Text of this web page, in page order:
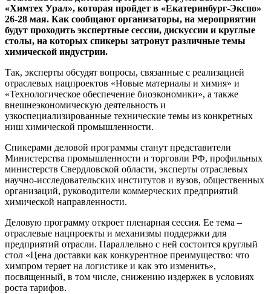
«Химтех Урал», которая пройдет в «Екатеринбург-Экспо»
26-28 мая. Как сообщают организаторы, на мероприятии
будут проходить экспертные сессии, дискуссии и круглые
столы, на которых спикеры затронут различные темы
химической индустрии.
Так, эксперты обсудят вопросы, связанные с реализацией
отраслевых нацпроектов «Новые материалы и химия» и
«Технологическое обеспечение биоэкономики», а также
внешнеэкономическую деятельность и
узкоспециализированные технические темы из конкретных
ниш химической промышленности.
Спикерами деловой программы станут представители
Министерства промышленности и торговли РФ, профильных
министерств Свердловской области, эксперты отраслевых
научно-исследовательских институтов и вузов, общественных
организаций, руководители коммерческих предприятий
химической направленности.
Деловую программу откроет пленарная сессия. Ее тема –
отраслевые нацпроекты и механизмы поддержки для
предприятий отрасли. Параллельно с ней состоится круглый
стол «Цена доставки как конкурентное преимущество: что
химпром теряет на логистике и как это изменить»,
посвященный, в том числе, снижению издержек в условиях
роста тарифов.